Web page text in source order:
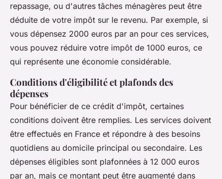
repassage, ou d'autres tâches ménagères peut être
déduite de votre impôt sur le revenu. Par exemple, si
vous dépensez 2000 euros par an pour ces services,
vous pouvez réduire votre impôt de 1000 euros, ce
qui représente une économie considérable.
Conditions d'éligibilité et plafonds des
dépenses
Pour bénéficier de ce crédit d'impôt, certaines
conditions doivent être remplies. Les services doivent
être effectués en France et répondre à des besoins
quotidiens au domicile principal ou secondaire. Les
dépenses éligibles sont plafonnées à 12 000 euros
par an, mais ce montant peut être augmenté dans